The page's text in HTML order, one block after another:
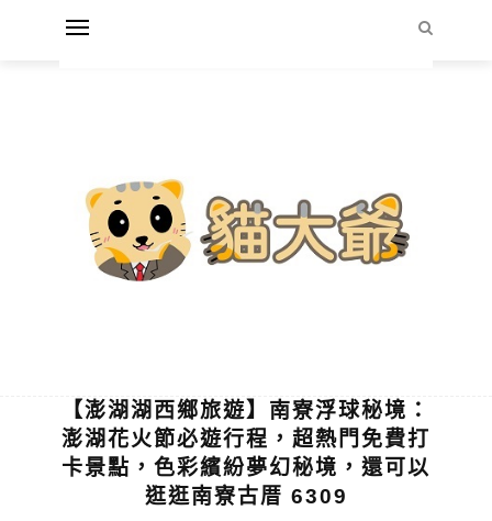
【澎湖湖西鄉旅遊】南寮浮球秘境：
澎湖花火節必遊行程，超熱門免費打
卡景點，色彩繽紛夢幻秘境，還可以
逛逛南寮古厝 6309